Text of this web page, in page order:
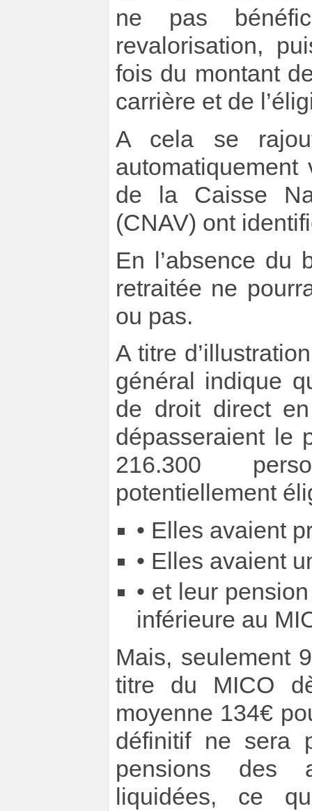
ne pas
revalorisation,
fois du montant
carrière et de
A cela se
de la Caisse
(CNAV) ont
En l’absence du
retraitée ne
ou pas.
A titre
général indique
de droit direct
dépasseraient le
216.300
potentiellement
• Elles avaient
• Elles avaient
• et leur
inférieure au
Mais, seulement
titre du MICO
moyenne 134€
définitif ne sera
pensions des
liquidées, ce